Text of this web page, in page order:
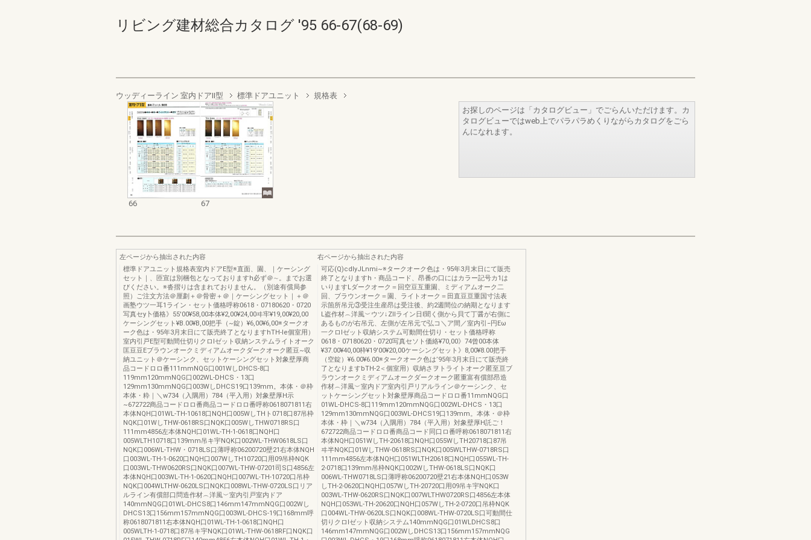
リビング建材総合カタログ '95 66-67(68-69)
ウッディーライン 室内ドアII型 標準ドアユニット 規格表
66 67
お探しのページは「カタログビュー」でごらんいただけます。カ
タログビューではweb上でパラパラめくりながらカタログをごら
んになれます。
左ページから抽出された内容
標準ドアユニット規格表室内ドアE型※直面、園、｜ケーシング
セット｜、匝宣は別梱包となっておりますh必ず＠∼。までお選
びください。※沓摺りは含まれておりません。（別途有償局参
照）ご注文方法＠厘劃＋＠骨密＋＠｜ケーシングセット｜＋＠
画塾ウツ一耳1ライン・セット価格呼称0618・07180620・0720
写真セy卜価格》55'00¥58,00本体¥2,00¥24,00ヰ牢¥19,00¥20,00
ケーシングセット¥B.00¥B,00把手（~錠）¥6,00¥6,00※タークオ
ーク色は・95年3月末日にて販売終了となりますhTH-le個室用）
室内引戸E型可動間仕切りクロlゼット収納ンステムライトオーク
匡豆豆Eブラウンオークミディアムオークダークオーク匿豆~収
納ユニット＠ケーシンク、セットケーシングセット対象壁厚商
品コードロロ番111mmNQG口001WしDHCS-8口
119mm120mmNQG口002WL-DHCS・13口
129mm130mmNQG口003WしDHCS19口139mm。本体・＠枠
本体・粋｜＼w734（入隅用）784（平入用）対象壁厚H示
~672722商品コードロロ番商品コードロロ番呼称0618071811右
本体NQH口01WL-TH-10618口NQH口005WしTHト0718口87吊枠
NQK口01WしTHW-0618RS口NQK口005WしTHW0718RS口
111mm4856左本体NQH口01WL-TH-1-0618口NQH口
005WLTH10718口139mm吊キ宇NQK口002WL-THW0618LS口
NQK口006WL-THW・0718LS口薄呼称06200720壁21右本体NQH
口003WL-TH-1-0620口NQH口007WしTH10720口用09吊枠NQK
口003WL-THW0620RS口NQK口007WL-THW-07201司S口4856左
本体NQH口003WL-TH-1-0620口NQH口007WL-TH-10720口吊枠
NQK口004WLTHW-0620LS口NQK口008WL-THW-0720LS口リア
ルライン有償部口問造作材︵洋風︶室内引戸室内ドア
140mmNQG口01WL-DHCS8口146mm147mmNQG口002Wし
DHCS13口156mm157mmNQG口003WL-DHCS-19口168mm呼
称0618071811右本体NQH口01WL-TH-1-0618口NQH口
005WLTH-1-0718口87吊キ宇NQK口01WL-THW-0618RF口NQK口
右ページから抽出された内容
可応(Q)cdlyJLnmi~※タークオーク色は・95年3月末日にて販売
終了となりますh・商品コード、昂番の口にはカラー記号カ1は
いりますLダークオーク＝回空豆互重園、ミディアムオーク二
回、ブラウンオーク＝園、ライトオーク＝田直豆亘重国寸法表
示箇所吊元③受注生産昂は受注後、約2週間位の納期となります
L盗作材︵洋風︶ウツ↓Zllライン日l聞く側から貝て丁醤が右側に
あるものが右吊元、左側が左吊元で弘コ＼ア間／室内引−円Eω
一クロlゼット収納システム可動間仕切り・セット価格呼称
0618・07180620・0720写真セソト価絡¥70,00》74曾00本体
¥37.00¥40,00枠¥19'00¥20,00ケーシングセット》8,00¥8.00把手
（空錠）¥6.00¥6.00※タークオーク色は’95年3月末日にて販売終
了となりますbTH-2＜個室用）収納さヲトライトオーク匿至亘ブ
ラウンオークミディアムオークダークオーク匿重富有償部昂造
作材︵洋風︶室内ドア室内引戸リアルライン＠ケーシンク、セ
ットケーシングセット対象壁厚商品コードロロ番11mmNQG口
01WL-DHCS-8口119mm120mmNQG口002WL-DHCS・13口
129mm130mmNQG口003WL-DHCS19口139mm。本体・＠枠
本体・枠｜＼w734（入隅用）784（平入用）対象壁厚H託ご！
672722商品コードロロ番商品コード同口ロ番呼称0618071811右
本体NQH口051WしTH-20618口NQH口055WしTH20718口87吊
ヰ半NQK口01WしTHW-0618RS口NQK口005WLTHW-0718RS口
111mm4856左本体NQH口051WLTH20618口NQH口055WL-TH-
2-0718口139mm吊枠NQK口002WしTHW-0618LS口NQK口
006WL-THW0718LS口薄呼称06200720壁21右本体NQH口053W
しTH-2-0620口NQH口057WしTH-20720口用09吊キ宇NQK口
003WL-THW-0620RS口NQK口007WLTHW0720RS口4856左本体
NQH口053WL-TH-20620口NQH口057WしTH-2-0720口吊枠NQK
口004WL-THW-0620LS口NQK口008WL-THW-0720LS口可動間仕
切りクロlゼット収納システム140mmNQG口01WLDHCS8口
146mm147mmNQG口002WしDHCS13口156mm157mmNQG